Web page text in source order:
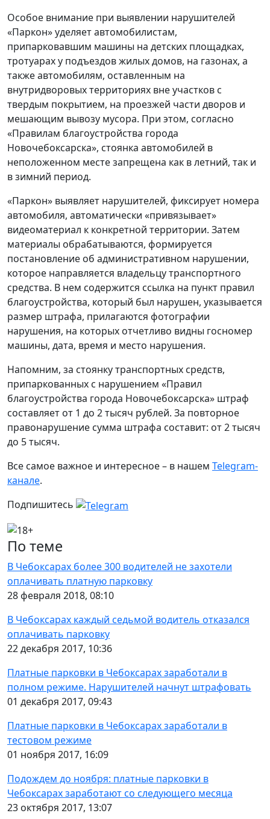
Особое внимание при выявлении нарушителей
«Паркон» уделяет автомобилистам,
припарковавшим машины на детских площадках,
тротуарах у подъездов жилых домов, на газонах, а
также автомобилям, оставленным на
внутридворовых территориях вне участков с
твердым покрытием, на проезжей части дворов и
мешающим вывозу мусора. При этом, согласно
«Правилам благоустройства города
Новочебоксарска», стоянка автомобилей в
неположенном месте запрещена как в летний, так и
в зимний период.
«Паркон» выявляет нарушителей, фиксирует номера
автомобиля, автоматически «привязывает»
видеоматериал к конкретной территории. Затем
материалы обрабатываются, формируется
постановление об административном нарушении,
которое направляется владельцу транспортного
средства. В нем содержится ссылка на пункт правил
благоустройства, который был нарушен, указывается
размер штрафа, прилагаются фотографии
нарушения, на которых отчетливо видны госномер
машины, дата, время и место нарушения.
Напомним, за стоянку транспортных средств,
припаркованных с нарушением «Правил
благоустройства города Новочебоксарска» штраф
составляет от 1 до 2 тысяч рублей. За повторное
правонарушение сумма штрафа составит: от 2 тысяч
до 5 тысяч.
Все самое важное и интересное – в нашем Telegram-
канале.
Подпишитесь
По теме
В Чебоксарах более 300 водителей не захотели
оплачивать платную парковку
28 февраля 2018, 08:10
В Чебоксарах каждый седьмой водитель отказался
оплачивать парковку
22 декабря 2017, 10:36
Платные парковки в Чебоксарах заработали в
полном режиме. Нарушителей начнут штрафовать
01 декабря 2017, 09:43
Платные парковки в Чебоксарах заработали в
тестовом режиме
01 ноября 2017, 16:09
Подождем до ноября: платные парковки в
Чебоксарах заработают со следующего месяца
23 октября 2017, 13:07